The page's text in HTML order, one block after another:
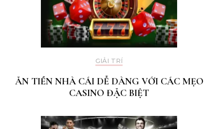
GIẢI TRÍ
ĂN TIỀN NHÀ CÁI DỄ DÀNG VỚI CÁC MẸO
CASINO ĐẶC BIỆT